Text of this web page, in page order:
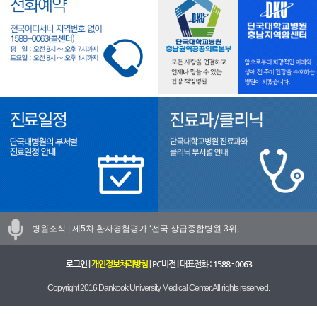
병원소식 | 제5차 환자경험평가 ‘전국 상급종합병원 3위, …
로그인| 개인정보처리방침| PC버전| 대표전화 : 1588 - 0063
Copyright 2016 Dankook University Medical Center. All rights reserved.